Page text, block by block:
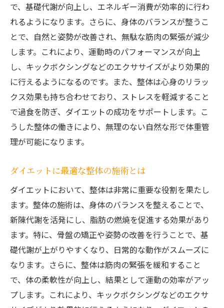
で、基礎代謝が向上し、エネルギー消費が効率的に行わ
れるようになります。さらに、身体のバランスが整うこ
とで、自然と姿勢が改善され、無駄な筋肉の緊張が減少
します。これにより、運動時のパフォーマンスが向上
し、キックボクシングなどのエクササイズがより効果的
に行えるようになるのです。また、整体は心身のリラッ
クス効果も持ち合わせており、ストレスを軽減すること
で過食を防ぎ、ダイエットの成功をサポートします。こ
うした整体の働きにより、無理のない自然な形で体重管
理が可能になります。
ダイエットに最適な整体の施術とは
ダイエットにおいて、整体は非常に重要な役割を果たし
ます。整体の施術は、身体のバランスを整えることで、
新陳代謝を活発にし、脂肪の燃焼を促進する効果があり
ます。特に、骨盤の矯正や姿勢の改善を行うことで、基
礎代謝が上がりやすくなり、日常的な動作がスムーズに
なります。さらに、整体は筋肉の緊張を緩和すること
で、体の柔軟性が向上し、結果として運動の効率がアッ
プします。これにより、キックボクシングなどのエクサ